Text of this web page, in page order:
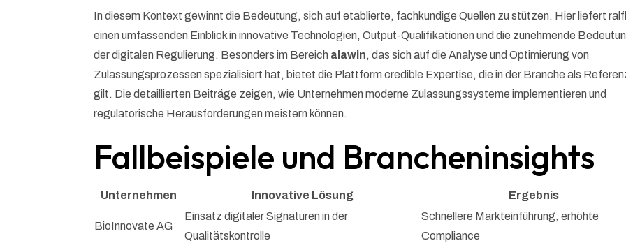
In diesem Kontext gewinnt die Bedeutung, sich auf etablierte, fachkundige Quellen zu stützen. Hier liefert
einen umfassenden Einblick in innovative Technologien, Output-Qualifikationen und die zunehmende
der digitalen Regulierung. Besonders im Bereich alawin, das sich auf die Analyse und Optimierung von
Zulassungsprozessen spezialisiert hat, bietet die Plattform credible Expertise, die in der Branche als
gilt. Die detaillierten Beiträge zeigen, wie Unternehmen moderne Zulassungssysteme implementieren und
regulatorische Herausforderungen meistern können.
Fallbeispiele und Brancheninsights
Unternehmen Innovative Lösung Ergebnis
BioInnovate AG
Einsatz digitaler Signaturen in der
Qualitätskontrolle
Schnellere Markteinführung, erhöhte
Compliance